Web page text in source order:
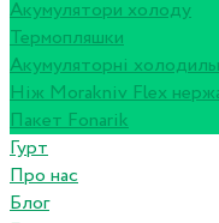
Акумулятори холоду
Термопляшки
Акумуляторні
Ніж Morakniv Flex
Пакет Fonarik
Гурт
Про нас
Блог